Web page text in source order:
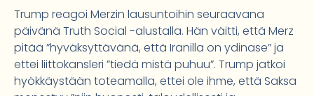
Trump reagoi Merzin lausuntoihin seuraavana
päivänä Truth Social -alustalla. Hän väitti, että Merz
pitää ”hyväksyttävänä, että Iranilla on ydinase” ja
ettei liittokansleri ”tiedä mistä puhuu”. Trump jatkoi
hyökkäystään toteamalla, ettei ole ihme, että Saksa